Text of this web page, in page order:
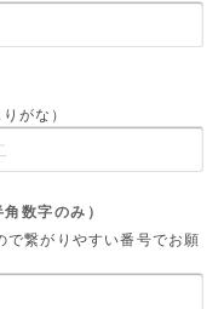
がな）
数字のみ）
で繋がりやすい番号でお願